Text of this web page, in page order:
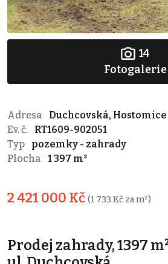
14
Fotogalerie
Adresa
Duchcovská, Hostomice
Ev. č.
RT1609-902051
Typ
pozemky - zahrady
Plocha
1 397 m²
2 421 000 Kč (1 733 Kč za m²)
Prodej zahrady, 1397